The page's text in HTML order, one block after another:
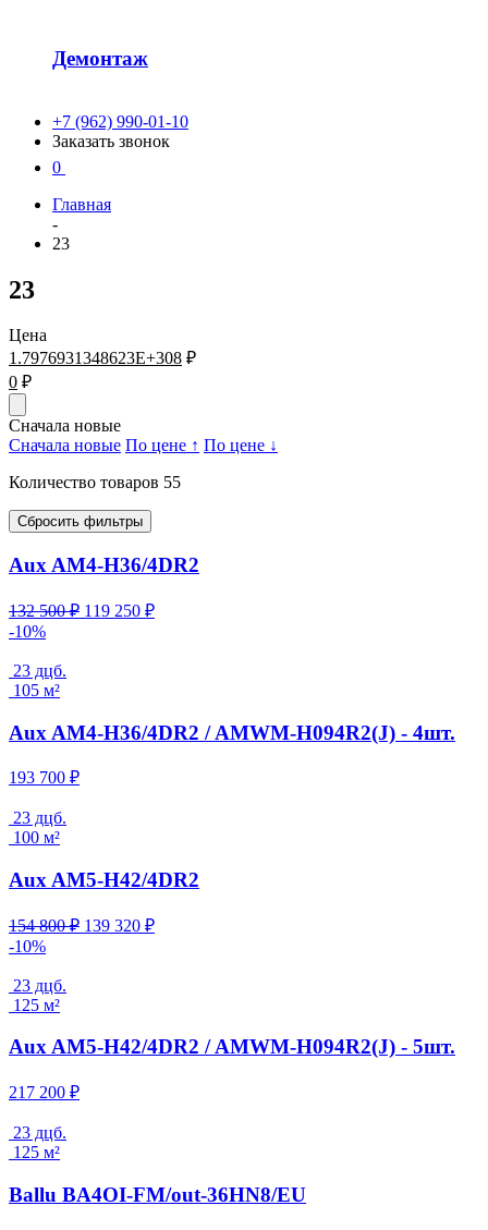
Демонтаж
+7 (962) 990-01-10
Заказать звонок
0
Главная
-
23
23
Цена
1.7976931348623E+308 ₽
0 ₽
Сначала новые
Сначала новые По цене ↑ По цене ↓
Количество товаров 55
Сбросить фильтры
Aux AM4-H36/4DR2
132 500₽ Первоначальная
119 250 ₽Текущая
-10%
23 дцб.
105 м²
Aux AM4-H36/4DR2 / AMWM-H094R2(J) - 4шт.
193 700 ₽
23 дцб.
100 м²
Aux AM5-H42/4DR2
154 800₽ Первоначальная
139 320 ₽Текущая
-10%
23 дцб.
125 м²
Aux AM5-H42/4DR2 / AMWM-H094R2(J) - 5шт.
217 200 ₽
23 дцб.
125 м²
Ballu BA4OI-FM/out-36HN8/EU